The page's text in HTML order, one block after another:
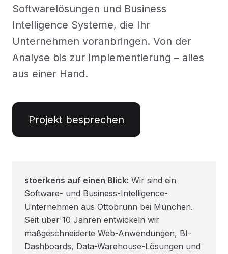
Softwarelösungen und Business
Intelligence Systeme, die Ihr
Unternehmen voranbringen. Von der
Analyse bis zur Implementierung – alles
aus einer Hand.
Projekt besprechen
stoerkens auf einen Blick: Wir sind ein
Software- und Business-Intelligence-
Unternehmen aus Ottobrunn bei München.
Seit über 10 Jahren entwickeln wir
maßgeschneiderte Web-Anwendungen, BI-
Dashboards, Data-Warehouse-Lösungen und